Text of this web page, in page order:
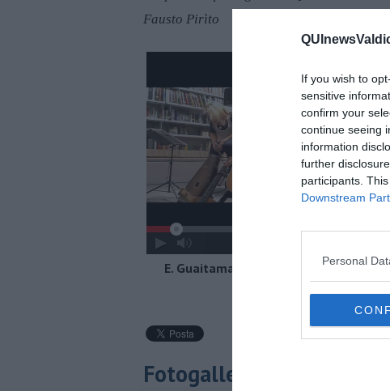
If you wish to
sensitive
confirm your
continue seeing
information
further
participants.
Downstream
Personal
Fausto Pirìto
E. Guaitamacchi - B. Boschetti "Are you
experienced?"
Fotogallery